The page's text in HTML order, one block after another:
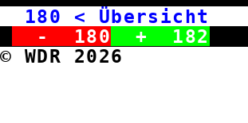
180 <
- 180 + 182
© WDR 2026